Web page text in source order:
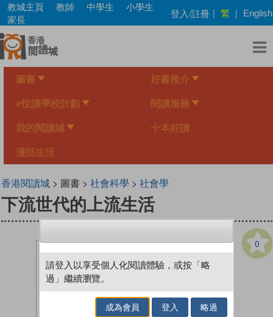
Skip
main
content
教城主頁 教師 中學生
小學生
家長
登入/註冊 | 繁 | English
圖書 好書推介
e悅讀學校計劃 閱讀服務
我的閱讀城 十本好讀
漫話生活
香港閱讀城> 圖書 > 社會科學 > 社會學
下流世代的上流生活
0
請登入以享受個人化閱讀體驗，或按「略
過」繼續瀏覽。
成為會員 登入 略過